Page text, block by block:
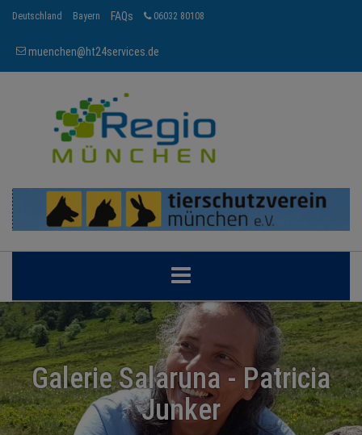
Deutschland Bayern FAQs 06032 80108
muenchen@ht24services.de
MÜNCHEN
BRANCHEN
NEWS
Galerie Salaruna - Patricia
Junker